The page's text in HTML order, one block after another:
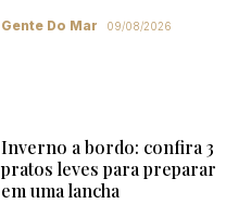
Gente Do Mar 09/08/2026
Inverno a bordo: confira 3
pratos leves para preparar
em uma lancha